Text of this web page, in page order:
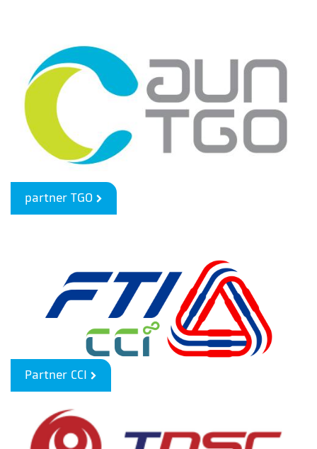
partner TGO
Partner CCI